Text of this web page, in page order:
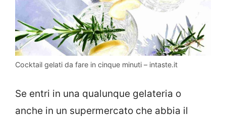
Cocktail gelati da fare in cinque minuti – intaste.it
Se entri in una qualunque gelateria o
anche in un supermercato che abbia il